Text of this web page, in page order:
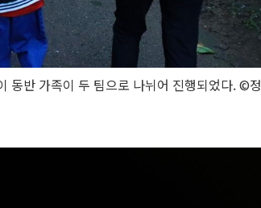
동반 가족이 두 팀으로 나뉘어 진행되었다. ©정